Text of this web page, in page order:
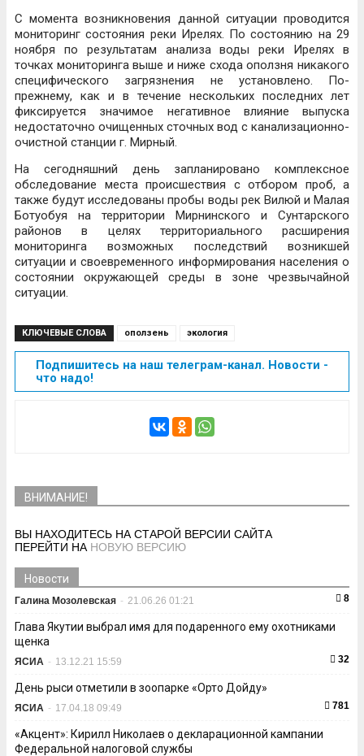
С момента возникновения данной ситуации проводится
мониторинг состояния реки Ирелях. По состоянию на 29
ноября по результатам анализа воды реки Ирелях в
точках мониторинга выше и ниже схода оползня никакого
специфического загрязнения не установлено. По-
прежнему, как и в течение нескольких последних лет
фиксируется значимое негативное влияние выпуска
недостаточно очищенных сточных вод с канализационно-
очистной станции г. Мирный.
На сегодняшний день запланировано комплексное
обследование места происшествия с отбором проб, а
также будут исследованы пробы воды рек Вилюй и Малая
Ботуобуя на территории Мирнинского и Сунтарского
районов в целях территориального расширения
мониторинга возможных последствий возникшей
ситуации и своевременного информирования населения о
состоянии окружающей среды в зоне чрезвычайной
ситуации.
КЛЮЧЕВЫЕ СЛОВА оползень экология
Подпишитесь на наш телеграм-канал. Новости -
что надо!
ВНИМАНИЕ!
ВЫ НАХОДИТЕСЬ НА СТАРОЙ ВЕРСИИ САЙТА
ПЕРЕЙТИ НА НОВУЮ ВЕРСИЮ
Новости
Галина Мозолевская - 21.06.26 01:21 8
Глава Якутии выбрал имя для подаренного ему охотниками
щенка
ЯСИА - 13.12.21 15:59 32
День рыси отметили в зоопарке «Орто Дойду»
ЯСИА - 17.04.18 09:49 781
«Акцент»: Кирилл Николаев о декларационной кампании
Федеральной налоговой службы